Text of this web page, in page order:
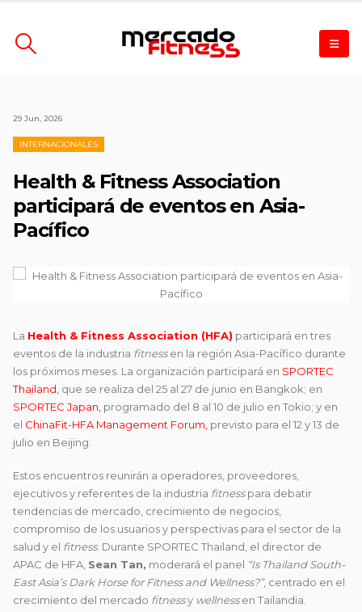
29 Jun, 2026
INTERNACIONALES
Health & Fitness Association
participará de eventos en Asia-
Pacífico
La Health & Fitness Association (HFA) participará en tres
eventos de la industria fitnessen la región Asia-Pacífico durante
los próximos meses. La organización participará en SPORTEC
Thailand , que se realiza del 25 al 27 de junio en Bangkok; en
SPORTEC Japan programado del 8 al 10 de julio en Tokio; y en
el ChinaFit-HFA Management Forum previsto para el 12 y 13 de
julio en Beijing.
Estos encuentros reunirán a operadores, proveedores,
ejecutivos y referentes de la industria fitnesspara debatir
tendencias de mercado, crecimiento de negocios,
compromiso de los usuarios y perspectivas para el sector de la
salud y el fitness. Durante SPORTEC Thailand, el director de
APAC de HFA, Sean Tan, moderará el panel “Is Thailand South-
East Asia’s Dark Horse for Fitness and Wellness?”, centrado en el
crecimiento del mercado fitnessy wellnessen Tailandia.